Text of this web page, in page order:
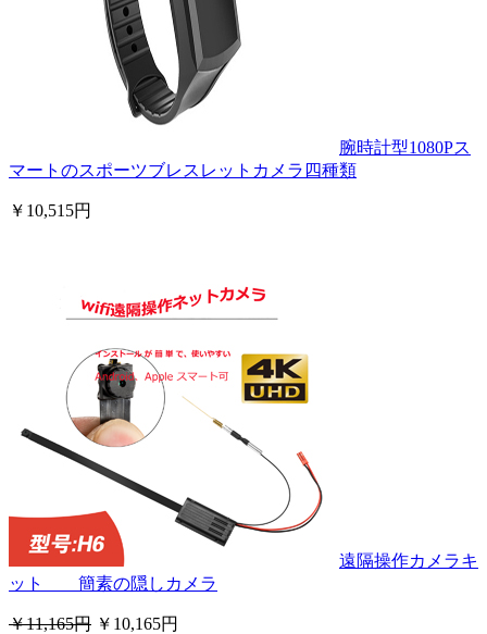
腕時計型1080Pス
マートのスポーツブレスレットカメラ四種類
￥10,515円
遠隔操作カメラキ
ット 簡素の隠しカメラ
￥11,165円 ￥10,165円